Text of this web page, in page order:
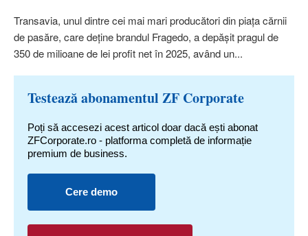
Transavia, unul dintre cei mai mari produ­că­tori din piaţa cărnii
de pasăre, care de­ţine brandul Fra­gedo, a depăşit pragul de
350 de milioane de lei profit net în 2025, având un...
Testează abonamentul ZF Corporate
Poți să accesezi acest articol doar dacă ești abonat
ZFCorporate.ro - platforma completă de informație
premium de business.
Cere demo